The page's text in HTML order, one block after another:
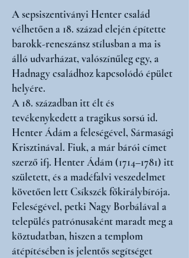
A sepsiszentiványi Henter család
vélhetően a 18. század elején építette
barokk-reneszánsz stílusban a ma is
álló udvarházat, valószínűleg egy, a
Hadnagy családhoz kapcsolódó épület
helyére.
A 18. században itt élt és
tevékenykedett a tragikus sorsú id.
Henter Ádám a feleségével, Sármasági
Krisztinával. Fiuk, a már bárói címet
szerző ifj. Henter Ádám (1714–1781) itt
született, és a madéfalvi veszedelmet
követően lett Csíkszék főkirálybírója.
Feleségével, petki Nagy Borbálával a
település patrónusaként maradt meg a
köztudatban, hiszen a templom
átépítésében is jelentős segítséget